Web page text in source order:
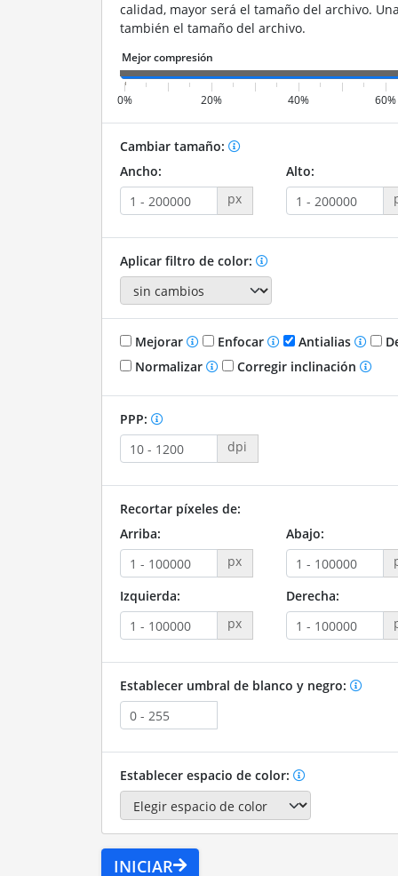
calidad, mayor será el tamaño del archivo.
también el tamaño del archivo.
0% 20% 40% 60%
Cambiar tamaño:
Ancho:
px
Alto:
Aplicar filtro de color:
Mejorar Enfocar Antialias
Normalizar
Corregir inclinación
PPP:
dpi
Recortar píxeles de:
Arriba:
px
Abajo:
Izquierda:
px
Derecha:
Establecer umbral de blanco y negro:
Establecer espacio de color:
INICIAR